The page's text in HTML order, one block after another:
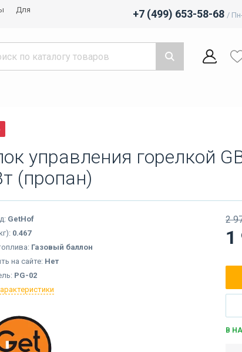
Для
+7 (499) 653-58-68 /
управления горелкой
(пропан)
GetHof
0.467
Газовый баллон
на сайте: Нет
PG-02
1
2
В